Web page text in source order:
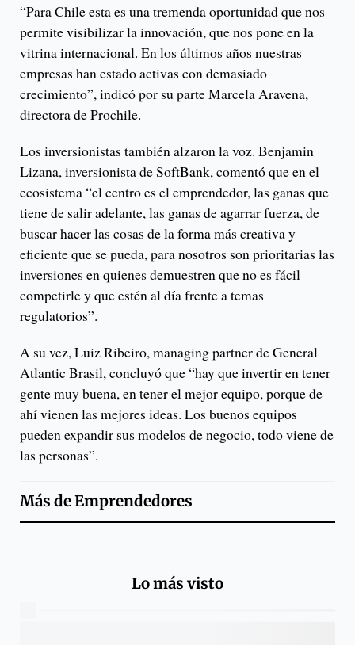
“Para Chile esta es una tremenda oportunidad que nos
permite visibilizar la innovación, que nos pone en la
vitrina internacional. En los últimos años nuestras
empresas han estado activas con demasiado
crecimiento”, indicó por su parte Marcela Aravena,
directora de Prochile.
Los inversionistas también alzaron la voz. Benjamin
Lizana, inversionista de SoftBank, comentó que en el
ecosistema “el centro es el emprendedor, las ganas que
tiene de salir adelante, las ganas de agarrar fuerza, de
buscar hacer las cosas de la forma más creativa y
eficiente que se pueda, para nosotros son prioritarias las
inversiones en quienes demuestren que no es fácil
competirle y que estén al día frente a temas
regulatorios”.
A su vez, Luiz Ribeiro, managing partner de General
Atlantic Brasil, concluyó que “hay que invertir en tener
gente muy buena, en tener el mejor equipo, porque de
ahí vienen las mejores ideas. Los buenos equipos
pueden expandir sus modelos de negocio, todo viene de
las personas”.
Más deEmprendedores
Lo más visto